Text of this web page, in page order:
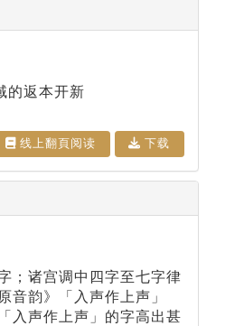
的返本开新
线上翻⾴阅读 下载
；诸宫调中四字至七字律
韵》「入声作上声」
入声作上声」的字高出甚